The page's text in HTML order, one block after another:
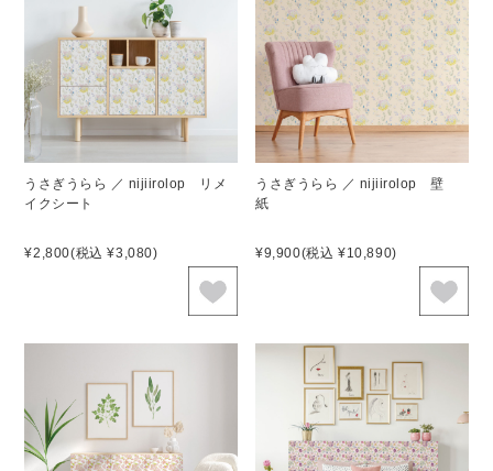
うさぎうらら ／ nijiirolop リメ
イクシート
¥2,800(税込 ¥3,080)
うさぎうらら ／ nijiirolop 壁
紙
¥9,900(税込 ¥10,890)